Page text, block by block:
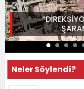
Neler Söylendi?